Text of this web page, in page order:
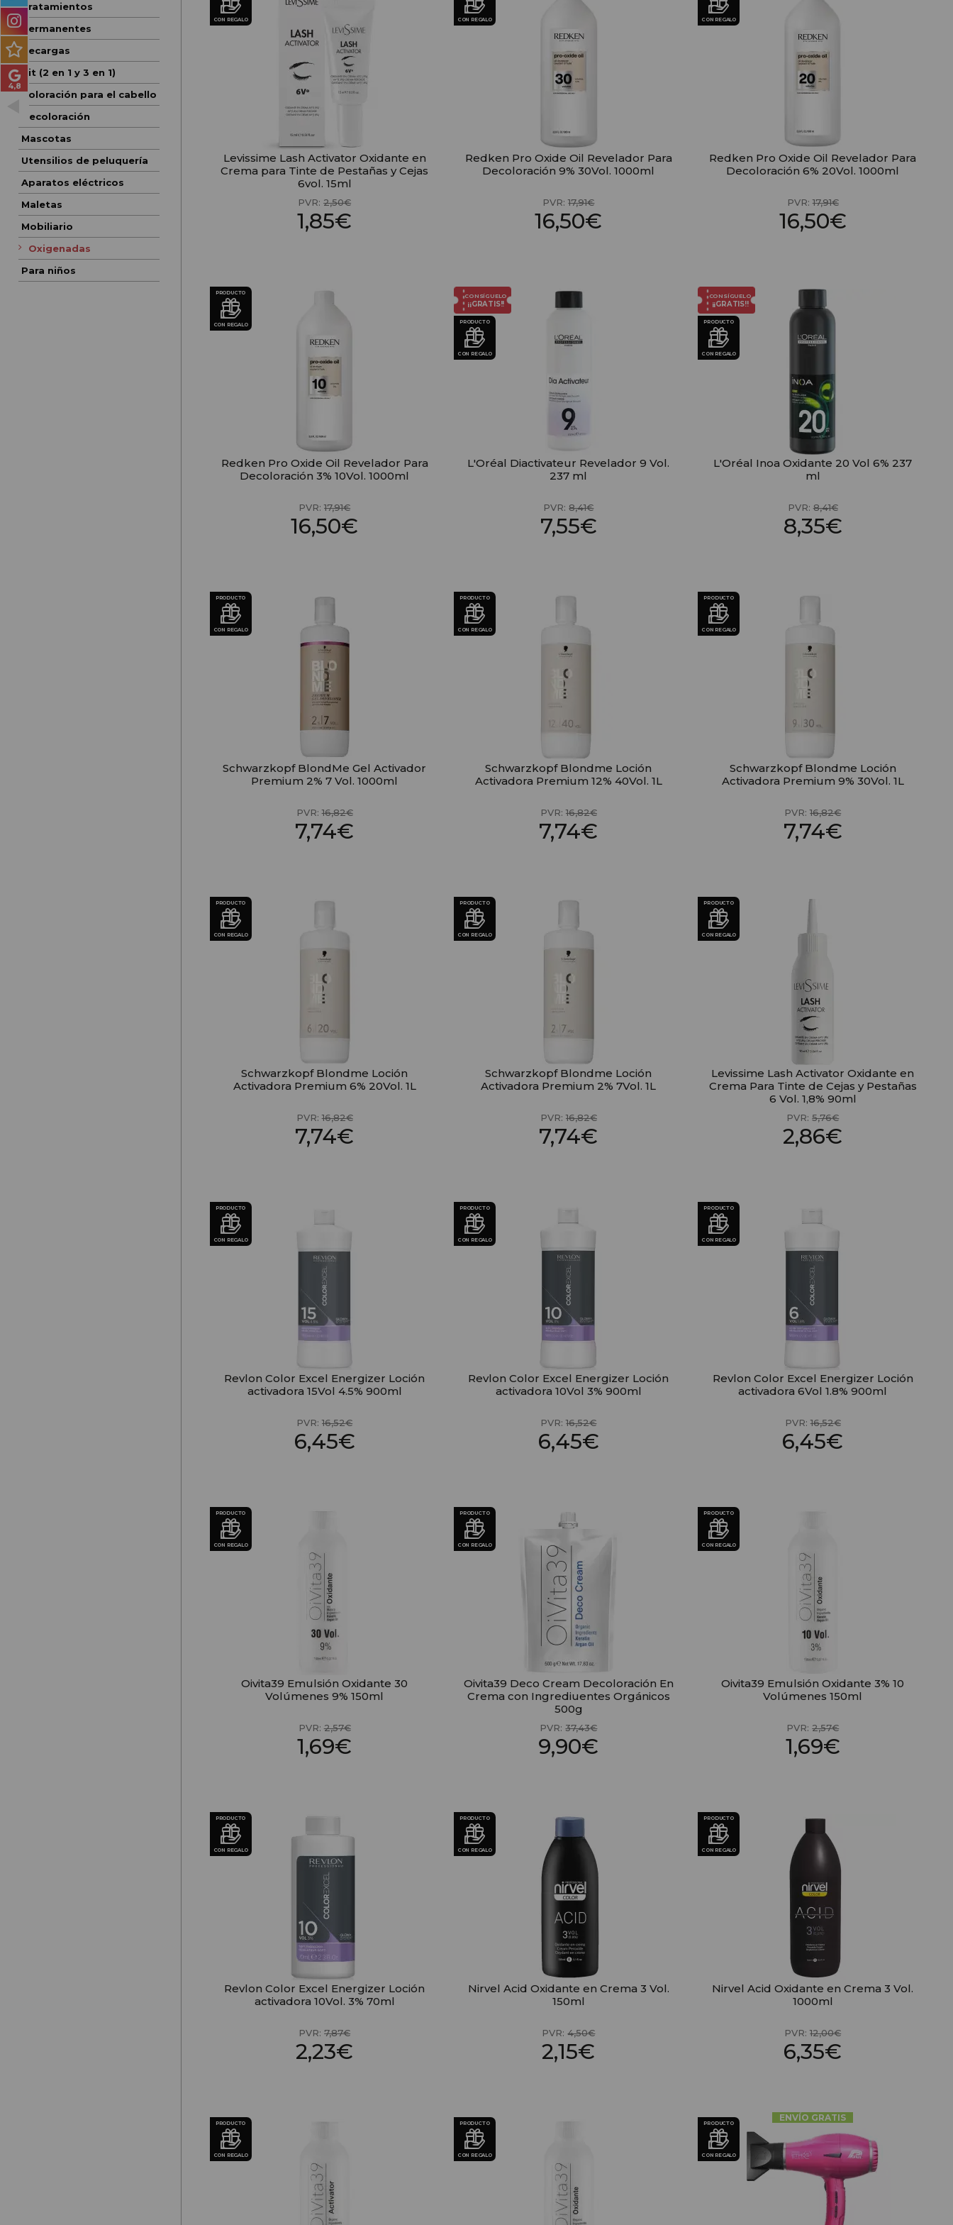
PRODUCTOS PARA
HOMBRES
MÉTODO CURLY
PACKS DE REGALO
OUTLET
BLOG
Tratamientos
Permanentes
Recargas
Kit (2 en 1 y 3 en 1)
Coloración para el cabello
Decoloración
Mascotas
Utensilios de peluquería
Aparatos eléctricos
Maletas
Mobiliario
Oxigenadas
Para niños
CON REGALO
Levissime Lash Activator Oxidante en
Crema para Tinte de Pestañas y Cejas
6vol. 15ml
PVR:2,50€
1,85€
CON REGALO
Redken Pro Oxide Oil Revelador Para
Decoloración 9% 30Vol. 1000ml
PVR:17,91€
16,50€
CON REGALO
Redken Pro Oxide Oil Revelador Para
Decoloración 6% 20Vol. 1000ml
PVR: 17,91€
16,50€
PRODUCTO
CON REGALO
Redken Pro Oxide Oil Revelador Para
Decoloración 3% 10Vol. 1000ml
PVR:17,91€
16,50€
PRODUCTO
CON REGALO
CONSÍGUELO
¡¡GRATIS!!
L'Oréal Diactivateur Revelador 9 Vol.
237 ml
PVR:8,41€
7,55€
PRODUCTO
CON REGALO
CONSÍGUELO
¡¡GRATIS!!
L'Oréal Inoa Oxidante 20 Vol 6% 237
ml
PVR: 8,41€
8,35€
PRODUCTO
CON REGALO
Schwarzkopf BlondMe Gel Activador
Premium 2% 7 Vol. 1000ml
PVR:16,82€
7,74€
PRODUCTO
CON REGALO
Schwarzkopf Blondme Loción
Activadora Premium 12% 40Vol. 1L
PVR: 16,82€
7,74€
PRODUCTO
CON REGALO
Schwarzkopf Blondme Loción
Activadora Premium 9% 30Vol. 1L
PVR:16,82€
7,74€
PRODUCTO
CON REGALO
Schwarzkopf Blondme Loción
Activadora Premium 6% 20Vol. 1L
PVR:16,82€
7,74€
PRODUCTO
CON REGALO
Schwarzkopf Blondme Loción
Activadora Premium 2% 7Vol. 1L
PVR: 16,82€
7,74€
PRODUCTO
CON REGALO
Levissime Lash Activator Oxidante en
Crema Para Tinte de Cejas y Pestañas
6 Vol. 1,8% 90ml
PVR:5,76€
2,86€
PRODUCTO
CON REGALO
Revlon Color Excel Energizer Loción
activadora 15Vol 4.5% 900ml
PVR:16,52€
6,45€
PRODUCTO
CON REGALO
Revlon Color Excel Energizer Loción
activadora 10Vol 3% 900ml
PVR:16,52€
6,45€
PRODUCTO
CON REGALO
Revlon Color Excel Energizer Loción
activadora 6Vol 1.8% 900ml
PVR: 16,52€
6,45€
PRODUCTO
CON REGALO
Oivita39 Emulsión Oxidante 30
Volúmenes 9% 150ml
PVR:2,57€
1,69€
PRODUCTO
CON REGALO
Oivita39 Deco Cream Decoloración En
Crema con Ingrediuentes Orgánicos
500g
PVR:37,43€
9,90€
PRODUCTO
CON REGALO
Oivita39 Emulsión Oxidante 3% 10
Volúmenes 150ml
PVR:2,57€
1,69€
PRODUCTO
CON REGALO
Revlon Color Excel Energizer Loción
activadora 10Vol. 3% 70ml
PVR:7,87€
2,23€
PRODUCTO
CON REGALO
Nirvel Acid Oxidante en Crema 3 Vol.
150ml
PVR:4,50€
2,15€
PRODUCTO
CON REGALO
Nirvel Acid Oxidante en Crema 3 Vol.
1000ml
PVR:12,00€
6,35€
PRODUCTO
CON REGALO
PRODUCTO
CON REGALO
PRODUCTO
CON REGALO
ENVÍO GRATIS